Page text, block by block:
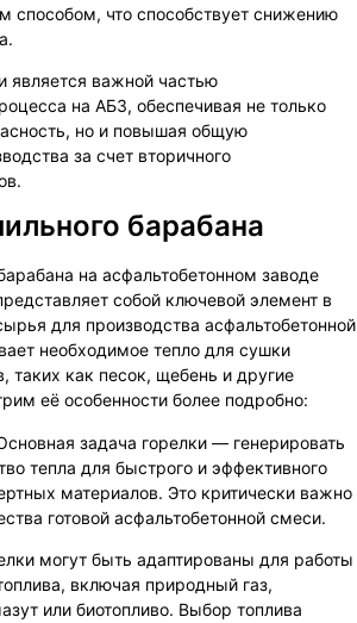
способом, что способствует снижению
является важной частью
на АБЗ, обеспечивая не только
но и повышая общую
за счет вторичного
барабана
на асфальтобетонном заводе
собой ключевой элемент в
для производства асфальтобетонной
необходимое тепло для сушки
таких как песок, щебень и другие
её особенности более подробно:
задача горелки — генерировать
тепла для быстрого и эффективного
материалов. Это критически важно
готовой асфальтобетонной смеси.
могут быть адаптированы для работы
включая природный газ,
или биотопливо. Выбор топлива